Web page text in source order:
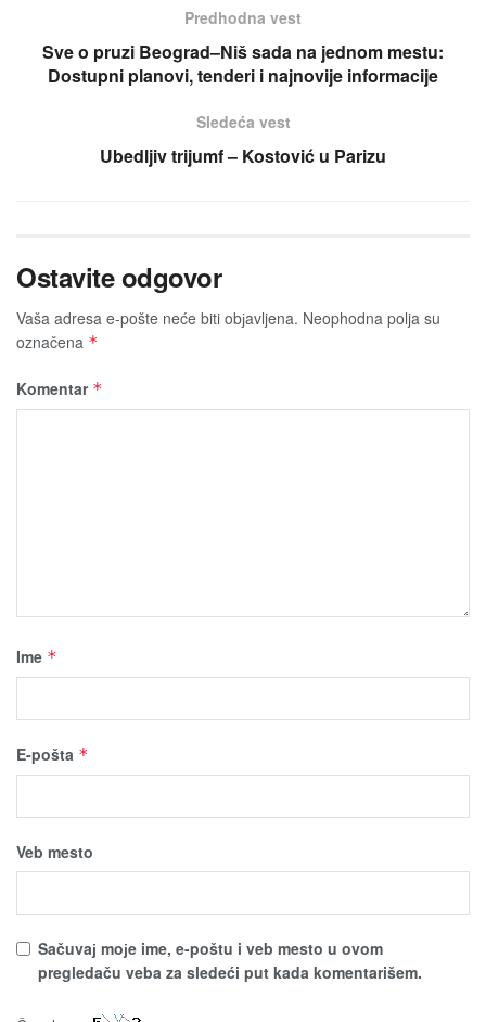
Predhodna vest
Sve o pruzi Beograd–Niš sada na jednom mestu:
Dostupni planovi, tenderi i najnovije informacije
Sledeća vest
Ubedljiv trijumf – Kostović u Parizu
Ostavite odgovor
Vaša adresa e-pošte neće biti obјavljena. Neophodna polja su
označena *
Komentar *
Ime *
E-pošta *
Veb mesto
Sačuvaј moјe ime, e-poštu i veb mesto u ovom
pregledaču veba za sledeći put kada komentarišem.